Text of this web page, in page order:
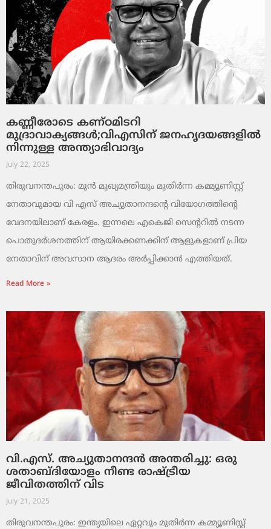
കണ്ണീരോടെ കണ്ഠമിടറി
മുദ്രാവാക്യങ്ങൾ;വിഎസിന് ജനഹൃദയങ്ങളിൽ
നിന്നുള്ള അന്ത്യാഭിവാദ്യം
July 22, 2025
തിരുവനന്തപുരം: മുൻ മുഖ്യമന്ത്രിയും മുതിർന്ന കമ്മ്യൂണിസ്റ്റ്
നേതാവുമായ വി എസ് അച്യുതാനന്ദന്റെ വിയോഗത്തിൻ്റെ
വേദനയിലാണ് കേരളം. ഇന്നലെ എകെജി സെന്ററിൽ നടന്ന
പൊതുദർശനത്തിന് ആയിരക്കണക്കിന് ആളുകളാണ് പ്രിയ
നേതാവിന് അവസാന ആദരം അർപ്പിക്കാൻ എത്തിയത്.
Read More »
വി.എസ്. അച്യുതാനന്ദൻ അന്തരിച്ചു: ഒരു
ശതാബ്ദിയോളം നീണ്ട രാഷ്ട്രീയ
ജീവിതത്തിന് വിട
July 21, 2025
തിരുവനന്തപുരം: ഇന്ത്യയിലെ ഏറ്റവും മുതിര്‍ന്ന കമ്മ്യൂണിസ്റ്റ്